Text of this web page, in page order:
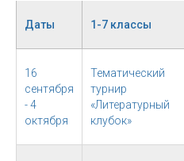
Даты 1-7 классы
16
сентября
- 4
октября
Тематический
турнир
«Литературный
клубок»